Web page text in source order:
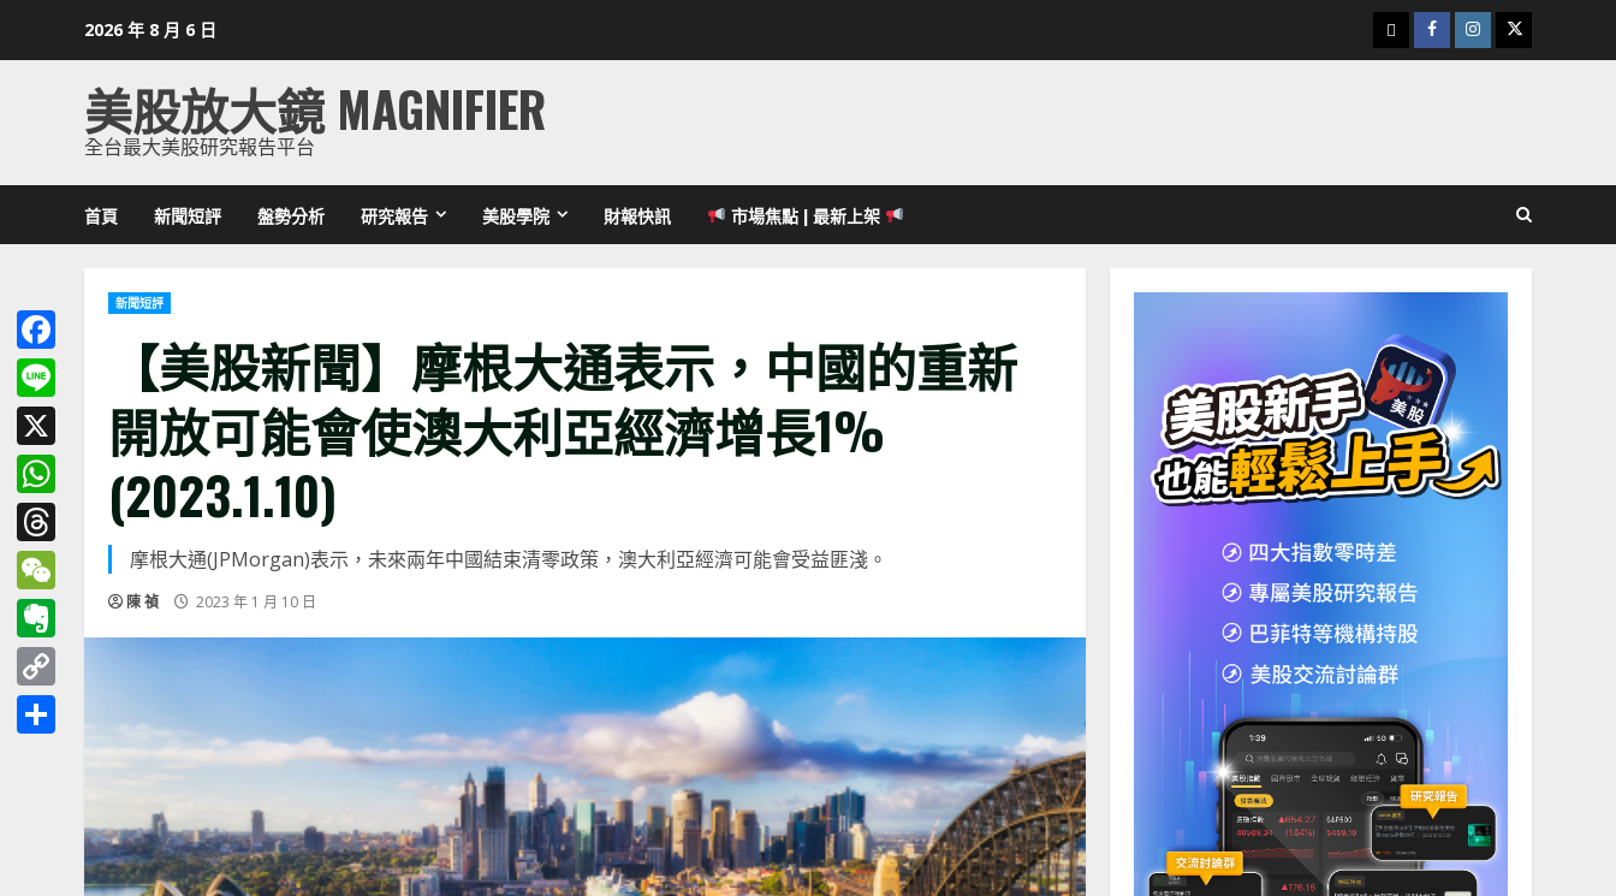
2026 年 8 月 6 日
下
載
Facebook
Instagram
Twitter
美股放大鏡 MAGNIFIER
全台最大美股研究報告平台
首頁 新聞短評 盤勢分析 研究報告 美股學院 財報快訊 市場焦點 | 最新上架
新聞短評
【美股新聞】摩根大通表示，中國的重新
開放可能會使澳大利亞經濟增長1%
(2023.1.10)
摩根大通(JPMorgan)表示，未來兩年中國結束清零政策，澳大利亞經濟可能會受益匪淺。
陳 禎 2023 年 1 月 10 日
Facebook
Line
X
WhatsApp
Threads
WeChat
Evernote
Copy